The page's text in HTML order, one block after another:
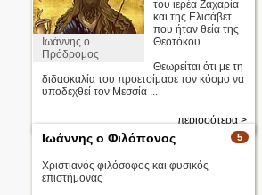
Ιωάννης ο
Πρόδρομος
του ιερέα Ζαχαρία
και της Ελισάβετ
που ήταν θεία της
Θεοτόκου.
Θεωρείται ότι με τη
διδασκαλία του προετοίμασε τον κόσμο να
υποδεχθεί τον Μεσσία ...
περισσότερα >
5
Ιωάννης ο Φιλόπονος
Χριστιανός φιλόσοφος και φυσικός
επιστήμονας